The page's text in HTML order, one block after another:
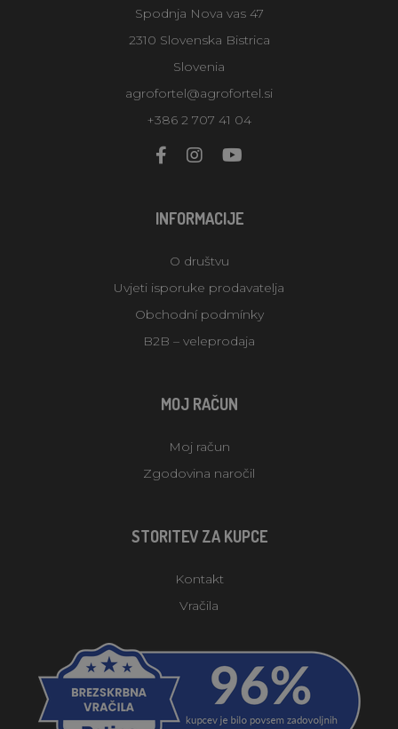
Spodnja Nova vas 47
2310 Slovenska Bistrica
Slovenia
agrofortel@agrofortel.si
+386 2 707 41 04
INFORMACIJE
O društvu
Uvjeti isporuke prodavatelja
Obchodní podmínky
B2B – veleprodaja
MOJ RAČUN
Moj račun
Zgodovina naročil
STORITEV ZA KUPCE
Kontakt
Vračila